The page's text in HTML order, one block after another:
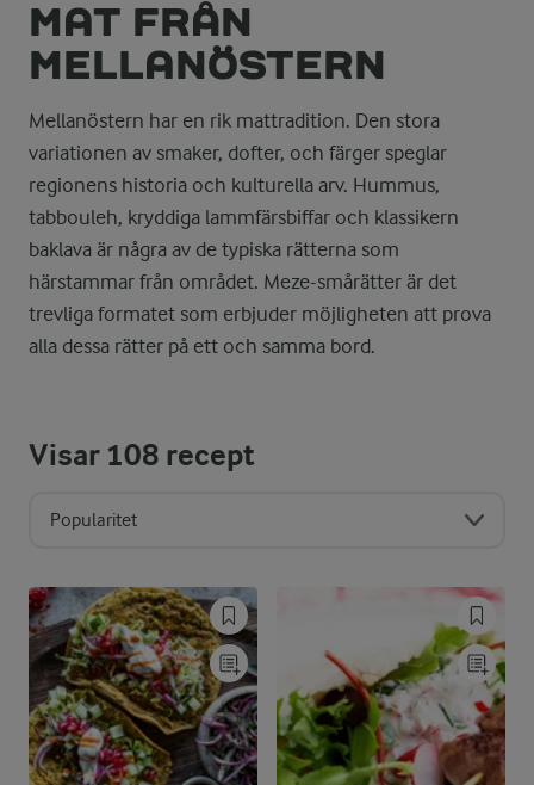
MAT FRÅN
MELLANÖSTERN
Mellanöstern har en rik mattradition. Den stora
variationen av smaker, dofter, och färger speglar
regionens historia och kulturella arv. Hummus,
tabbouleh, kryddiga lammfärsbiffar och klassikern
baklava är några av de typiska rätterna som
härstammar från området. Meze-smårätter är det
trevliga formatet som erbjuder möjligheten att prova
alla dessa rätter på ett och samma bord.
Visar108 recept
Popularitet